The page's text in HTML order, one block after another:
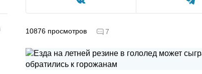
10876 просмотров 7